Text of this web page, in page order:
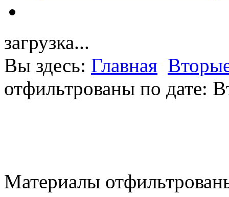
загрузка...
Вы здесь: Главная
отфильтрованы по дате:
Материалы